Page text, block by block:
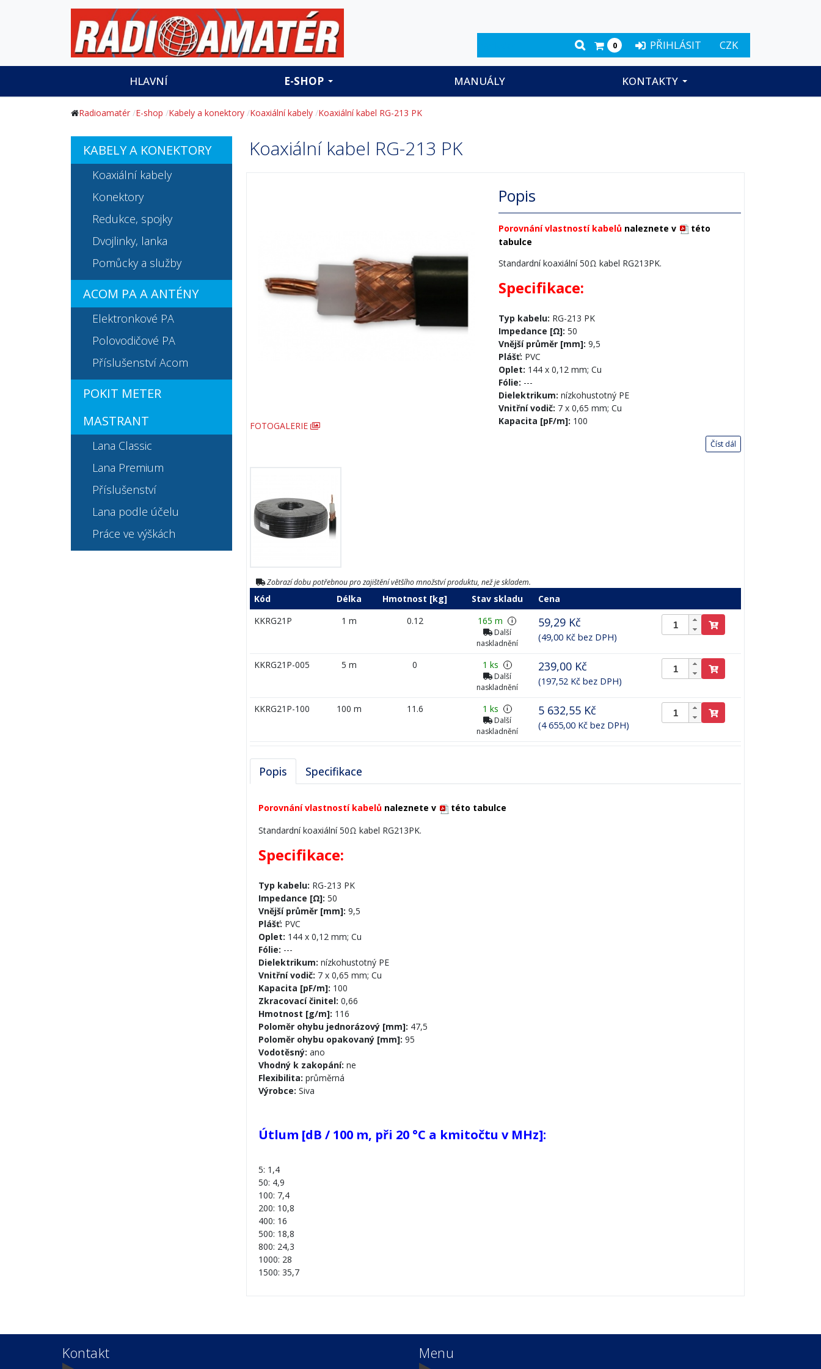
CZK
PŘIHLÁSIT
0
HLAVNÍ E-SHOP MANUÁLY KONTAKTY
Radioamatér E-shop Kabely a konektory Koaxiální kabely Koaxiální kabel RG-213 PK
Koaxiální kabel RG-213 PK
FOTOGALERIE
Popis
Porovnání vlastností kabelů naleznete v
této
tabulce
Standardní koaxiální 50Ω kabel RG213PK.
Specifikace:
Typ kabelu: RG-213 PK
Impedance [Ω]: 50
Vnější průměr [mm]: 9,5
Plášť: PVC
Oplet: 144 x 0,12 mm; Cu
Fólie: ---
Dielektrikum: nízkohustotný PE
Vnitřní vodič: 7 x 0,65 mm; Cu
Kapacita [pF/m]: 100
Číst dál
Zobrazí dobu potřebnou pro zajištění většího množství produktu, než je skladem.
Kód Délka Hmotnost [kg] Stav skladu
Cena
KKRG21P
1 m 0.12 165 m i
Další
naskladnění
59,29 Kč
(49,00 Kč bez DPH)
KKRG21P-005 5 m 0 1 ks i
Další
naskladnění
239,00 Kč
(197,52 Kč bez DPH)
KKRG21P-100 100 m 11.6 1 ks i
Další
naskladnění
5 632,55 Kč
(4 655,00 Kč bez DPH)
Popis Specifikace
Porovnání vlastností kabelů naleznete v
této tabulce
Standardní koaxiální 50Ω kabel RG213PK.
Specifikace:
Typ kabelu: RG-213 PK
Impedance [Ω]: 50
Vnější průměr [mm]: 9,5
Plášť: PVC
Oplet: 144 x 0,12 mm; Cu
Fólie: ---
Dielektrikum: nízkohustotný PE
Vnitřní vodič: 7 x 0,65 mm; Cu
Kapacita [pF/m]: 100
Zkracovací činitel: 0,66
Hmotnost [g/m]: 116
Poloměr ohybu jednorázový [mm]: 47,5
Poloměr ohybu opakovaný [mm]: 95
Vodotěsný: ano
Vhodný k zakopání: ne
Flexibilita: průměrná
Výrobce: Siva
Útlum [dB / 100 m, při 20 °C a kmitočtu v MHz]:
5: 1,4
50: 4,9
100: 7,4
200: 10,8
400: 16
500: 18,8
800: 24,3
1000: 28
1500: 35,7
KABELY A KONEKTORY
Koaxiální kabely
Konektory
Redukce, spojky
Dvojlinky, lanka
Pomůcky a služby
ACOM PA A ANTÉNY
Elektronkové PA
Polovodičové PA
Příslušenství Acom
POKIT METER
MASTRANT
Lana Classic
Lana Premium
Příslušenství
Lana podle účelu
Práce ve výškách
Kontakt Menu